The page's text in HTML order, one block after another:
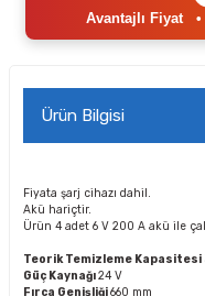
Avantajlı Fiyat•
Ürün Bilgisi
Fiyata şarj cihazı dahil.
Akü hariçtir.
Ürün 4 adet 6 V 200 A akü ile
Teorik Temizleme Kapasitesi
Güç Kaynağı24 V
Fırça Genişliği660 mm